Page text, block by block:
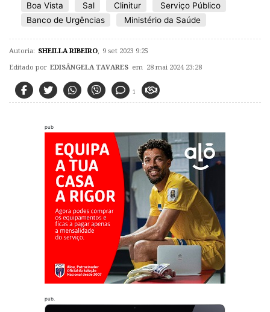
Boa Vista Sal Clinitur
Serviço Público
Banco de Urgências
Ministério da Saúde
Autoria: SHEILLA RIBEIRO, 9 set 2023 9:25
Editado por EDISÂNGELA TAVARES em 28 mai 2024 23:28
1
pub
pub.